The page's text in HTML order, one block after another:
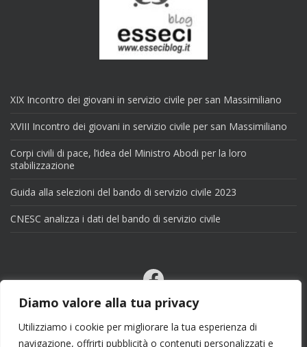
Diamo valore alla tua privacy
Utilizziamo i cookie per migliorare la tua esperienza di
navigazione, offrirti pubblicità o contenuti personalizzati e
XIX Incontro dei giovani in servizio civile per san Massimiliano
XVIII Incontro dei giovani in servizio civile per san Massimiliano
Corpi civili di pace, l’idea del Ministro Abodi per la loro
stabilizzazione
Guida alla selezioni del bando di servizio civile 2023
CNESC analizza i dati del bando di servizio civile
Facebook
Email
X